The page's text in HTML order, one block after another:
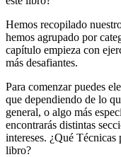
Hemos recopilado
hemos agrupado por
capítulo empieza con
más desafiantes.
Para comenzar puedes
que dependiendo de lo
general, o algo más
encontrarás distintas
intereses. ¿Qué
libro?